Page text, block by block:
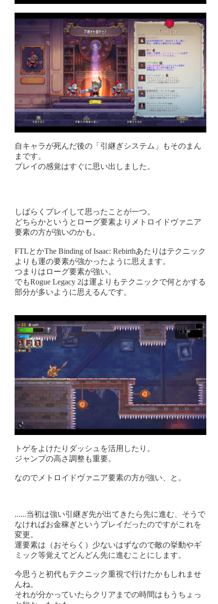
自キャラが死んだ後の「引継ぎシステム」もそのまん
まです。
プレイの感覚はすぐに思い出しました。
しばらくプレイして思ったことが一つ。
どちらかというとローグ要素よりメトロイドヴァニア
要素の方が強いのかも。
FTLとかThe Binding of Isaac: Rebirthあたりはテクニック
よりも運の要素が強かったように思えます。
つまりはローグ要素が強い。
でもRogue Legacy 2は運よりもテクニックで何とかする
部分が多いように思えるんです。
トゲをよけたりダッシュを活用したり。
ジャンプの高さ調整も重要。
なのでメトロイドヴァニア要素の方が強い、と。
......当初は強い引継ぎ先が出てきたら先に進む、そうで
なければお金稼ぎというプレイだったのですがこれを
変更。
運要素は（おそらく）少ないはずなので敵の挙動やギ
ミック等覚えてどんどん先に進むことにします。
今思うと初代もテクニック重視で行けたかもしれませ
んね。
それが分かっていたらクリアまでの時間はもうちょっ